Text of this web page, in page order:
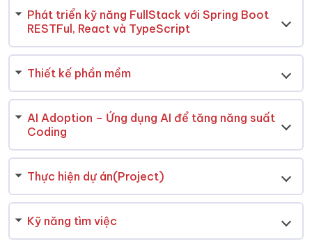
Phát triển kỹ năng FullStack với Spring Boot
RESTFul, React và TypeScript
Thiết kế phần mềm
AI Adoption – Ứng dụng AI để tăng năng suất
Coding
Thực hiện dự án(Project)
Kỹ năng tìm việc